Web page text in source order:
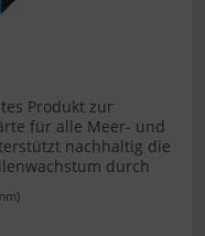
Produkt zur
für alle Meer- und
nachhaltig die
durch